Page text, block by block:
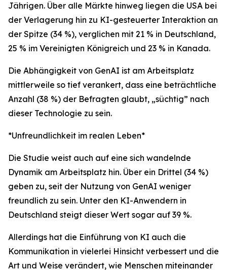
Jährigen. Über alle Märkte hinweg liegen die USA bei
der Verlagerung hin zu KI-gesteuerter Interaktion an
der Spitze (34 %), verglichen mit 21 % in Deutschland,
25 % im Vereinigten Königreich und 23 % in Kanada.
Die Abhängigkeit von GenAI ist am Arbeitsplatz
mittlerweile so tief verankert, dass eine beträchtliche
Anzahl (38 %) der Befragten glaubt, „süchtig” nach
dieser Technologie zu sein.
*Unfreundlichkeit im realen Leben*
Die Studie weist auch auf eine sich wandelnde
Dynamik am Arbeitsplatz hin. Über ein Drittel (34 %)
geben zu, seit der Nutzung von GenAI weniger
freundlich zu sein. Unter den KI-Anwendern in
Deutschland steigt dieser Wert sogar auf 39 %.
Allerdings hat die Einführung von KI auch die
Kommunikation in vielerlei Hinsicht verbessert und die
Art und Weise verändert, wie Menschen miteinander